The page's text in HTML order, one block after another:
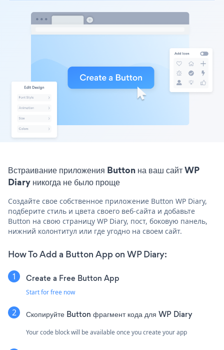
Встраивание приложения Button на ваш сайт WP
Diary никогда не было проще
Создайте свое собственное приложение Button WP Diary,
подберите стиль и цвета своего веб-сайта и добавьте
Button на свою страницу WP Diary, пост, боковую панель,
нижний колонтитул или где угодно на своем сайт.
How To Add a Button App on WP Diary:
Create a Free Button App
Start for free now
Скопируйте Button фрагмент кода для WP Diary
Your code block will be available once you create your app